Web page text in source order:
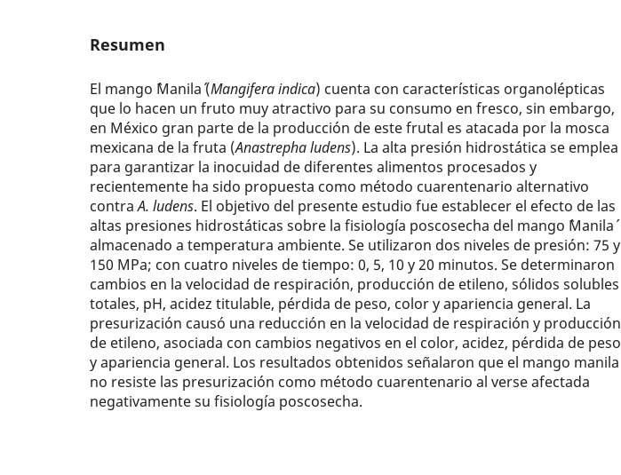
Resumen
El mango `Manila´ (Mangifera indica) cuenta con características organolépticas
que lo hacen un fruto muy atractivo para su consumo en fresco, sin embargo,
en México gran parte de la producción de este frutal es atacada por la mosca
mexicana de la fruta (Anastrepha ludens). La alta presión hidrostática se emplea
para garantizar la inocuidad de diferentes alimentos procesados y
recientemente ha sido propuesta como método cuarentenario alternativo
contraA. ludens. El objetivo del presente estudio fue establecer el efecto de las
altas presiones hidrostáticas sobre la fisiología poscosecha del mango `Manila´
almacenado a temperatura ambiente. Se utilizaron dos niveles de presión: 75 y
150 MPa; con cuatro niveles de tiempo: 0, 5, 10 y 20 minutos. Se determinaron
cambios en la velocidad de respiración, producción de etileno, sólidos solubles
totales, pH, acidez titulable, pérdida de peso, color y apariencia general. La
presurización causó una reducción en la velocidad de respiración y producción
de etileno, asociada con cambios negativos en el color, acidez, pérdida de peso
y apariencia general. Los resultados obtenidos señalaron que el mango manila
no resiste las presurización como método cuarentenario al verse afectada
negativamente su fisiología poscosecha.